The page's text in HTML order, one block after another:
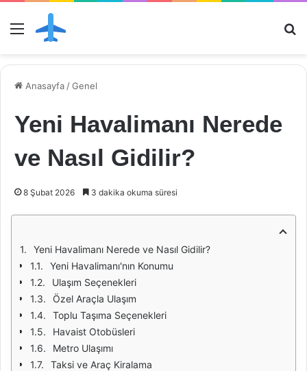
Menü
Anasayfa /Genel
Yeni Havalimanı Nerede
ve Nasıl Gidilir?
8 Şubat 2026 3 dakika okuma süresi
Yeni Havalimanı Nerede ve Nasıl Gidilir?
Yeni Havalimanı'nın Konumu
Ulaşım Seçenekleri
Özel Araçla Ulaşım
Toplu Taşıma Seçenekleri
Havaist Otobüsleri
Metro Ulaşımı
Taksi ve Araç Kiralama